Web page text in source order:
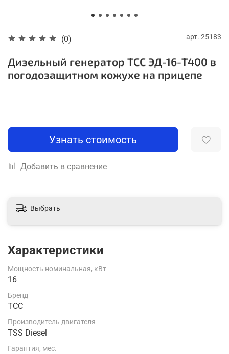
(0) арт. 25183
Дизельный генератор ТСС ЭД-16-Т400 в
погодозащитном кожухе на прицепе
Узнать стоимость
Добавить в сравнение
Выбрать
Характеристики
Мощность номинальная, кВт
16
Бренд
ТСС
Производитель двигателя
TSS Diesel
Гарантия, мес.